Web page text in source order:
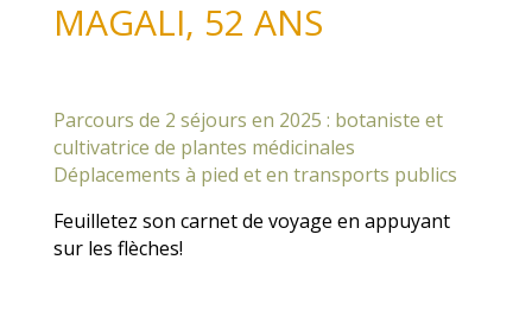
MAGALI, 52 ANS
Parcours de 2 séjours en 2025 : botaniste et
cultivatrice de plantes médicinales
Déplacements à pied et en transports publics
Feuilletez son carnet de voyage en appuyant
sur les flèches!